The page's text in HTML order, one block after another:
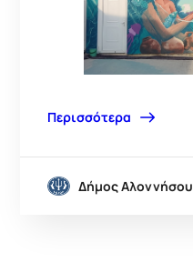
Περισσότερα
Δήμος Αλοννήσου